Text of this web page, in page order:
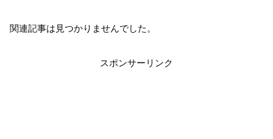
関連記事は見つかりませんでした。
スポンサーリンク